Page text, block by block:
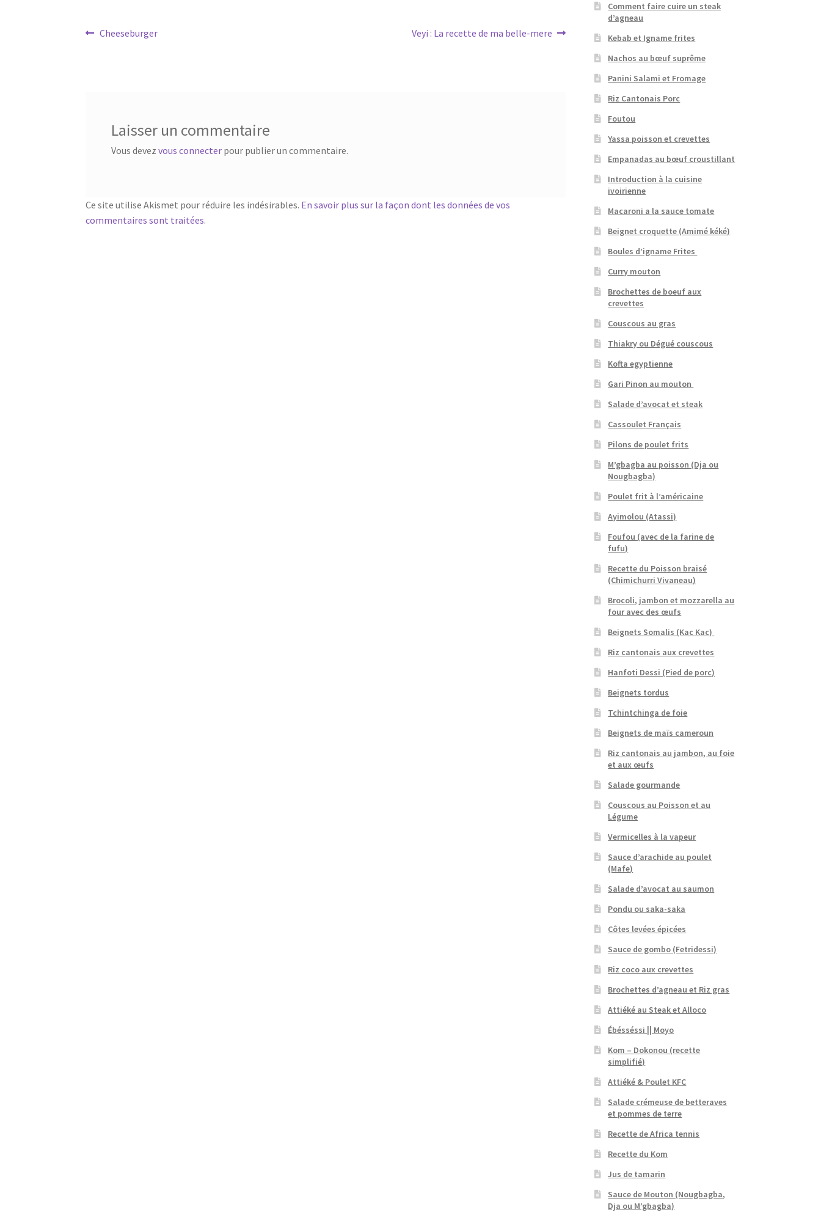
Navigation
Article
Cheeseburger
Article
Veyi : La recette de ma belle-mere
Laisser un commentaire
Vous devez vous connecterpour publier un commentaire.
Ce site utilise Akismet pour réduire les indésirables. En savoir plus sur la façon dont les données de vos
commentaires sont traitées.
Comment faire cuire un steak
d’agneau
Kebab et Igname frites
Nachos au bœuf suprême
Panini Salami et Fromage
Riz Cantonais Porc
Foutou
Yassa poisson et crevettes
Empanadas au bœuf croustillant
Introduction à la cuisine
ivoirienne
Macaroni a la sauce tomate
Beignet croquette (Amimé kéké)
Boules d’igname Frites
Curry mouton
Brochettes de boeuf aux
crevettes
Couscous au gras
Thiakry ou Dégué couscous
Kofta egyptienne
Gari Pinon au mouton
Salade d’avocat et steak
Cassoulet Français
Pilons de poulet frits
M’gbagba au poisson (Dja ou
Nougbagba)
Poulet frit à l’américaine
Ayimolou (Atassi)
Foufou (avec de la farine de
fufu)
Recette du Poisson braisé
(Chimichurri Vivaneau)
Brocoli, jambon et mozzarella au
four avec des œufs
Beignets Somalis (Kac Kac)
Riz cantonais aux crevettes
Hanfoti Dessi (Pied de porc)
Beignets tordus
Tchintchinga de foie
Beignets de maïs cameroun
Riz cantonais au jambon, au foie
et aux œufs
Salade gourmande
Couscous au Poisson et au
Légume
Vermicelles à la vapeur
Sauce d’arachide au poulet
(Mafe)
Salade d’avocat au saumon
Pondu ou saka-saka
Côtes levées épicées
Sauce de gombo (Fetridessi)
Riz coco aux crevettes
Brochettes d’agneau et Riz gras
Attiéké au Steak et Alloco
Ébésséssi || Moyo
Kom – Dokonou (recette
simplifié)
Attiéké & Poulet KFC
Salade crémeuse de betteraves
et pommes de terre
Recette de Africa tennis
Recette du Kom
Jus de tamarin
Sauce de Mouton (Nougbagba,
Dja ou M’gbagba)